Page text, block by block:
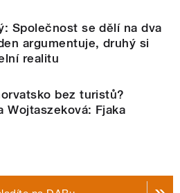
Společnost se dělí na dva
argumentuje, druhý si
realitu
bez turistů?
Wojtaszeková: Fjaka